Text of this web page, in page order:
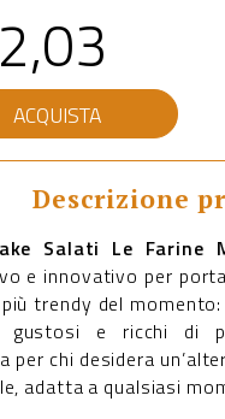
2,03
ACQUISTA
Descrizione
Salati Le Farine
e innovativo per
trendy del
gustosi e ricchi di
per chi desidera
adatta a qualsiasi